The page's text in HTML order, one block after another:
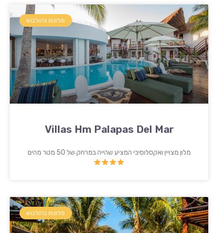
מלונות בהולבוש
Villas Hm Palapas Del Mar
מלון מצויין ואקסלוסיבי המציע שהייה במרחק של 50 מטר מהים
מלונות בהולבוש